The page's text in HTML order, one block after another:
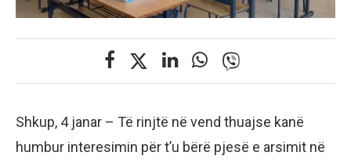
Shkup, 4 janar – Të rinjtë në vend thuajse kanë
humbur interesimin për t’u bërë pjesë e arsimit në